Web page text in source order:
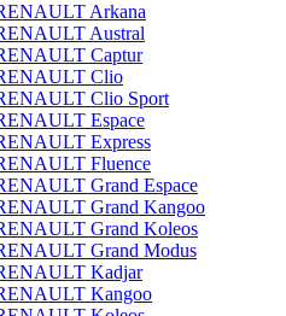
Arkana
Austral
Captur
Clio
Clio Sport
Espace
Express
Fluence
Grand Espace
Grand Kangoo
Grand Koleos
Grand Modus
Kadjar
Kangoo